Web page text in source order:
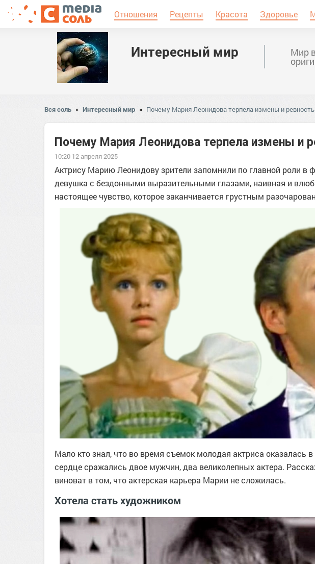
Отношения Рецепты Красота Здоровье
Интересный мир Мир
Вся соль » Интересный мир » Почему Мария Леонидова терпела измены и
Почему Мария Леонидова терпела измены и
10:20 12 апреля 2025
Актрису Марию Леонидову зрители запомнили по главной роли в
девушка с бездонными выразительными глазами, наивная и
настоящее чувство, которое заканчивается грустным
Мало кто знал, что во время съемок молодая актриса оказалась в
сердце сражались двое мужчин, два великолепных актера.
виноват в том, что актерская карьера Марии не сложилась.
Хотела стать художником